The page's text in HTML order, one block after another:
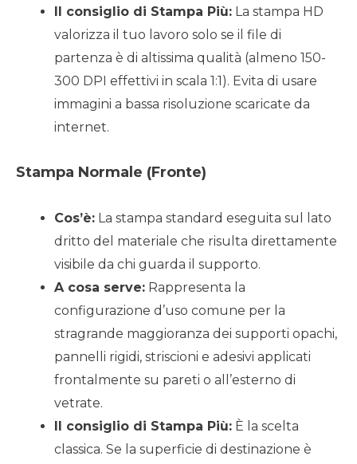
Il consiglio di Stampa Più: La stampa HD
valorizza il tuo lavoro solo se il file di
partenza è di altissima qualità (almeno 150-
300 DPI effettivi in scala 1:1). Evita di usare
immagini a bassa risoluzione scaricate da
internet.
Stampa Normale (Fronte)
Cos’è: La stampa standard eseguita sul lato
dritto del materiale che risulta direttamente
visibile da chi guarda il supporto.
A cosa serve: Rappresenta la
configurazione d’uso comune per la
stragrande maggioranza dei supporti opachi,
pannelli rigidi, striscioni e adesivi applicati
frontalmente su pareti o all’esterno di
vetrate.
Il consiglio di Stampa Più: È la scelta
classica. Se la superficie di destinazione è